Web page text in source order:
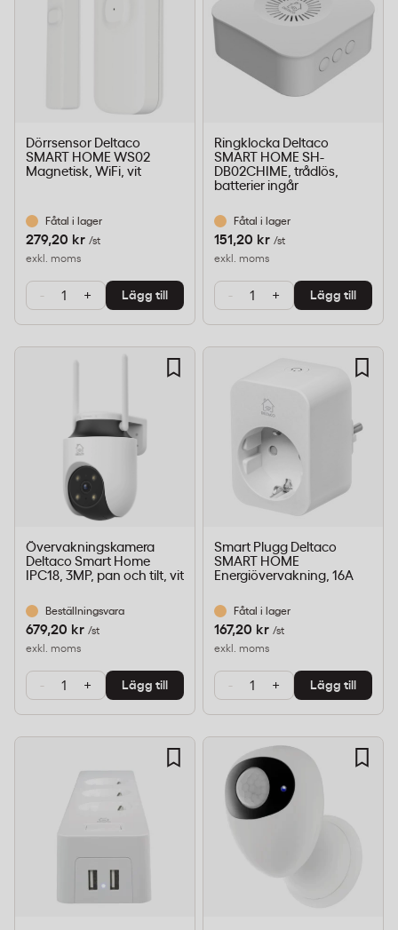
Dörrsensor Deltaco
SMART HOME WS02
Magnetisk, WiFi, vit
Fåtal i lager
279,20 kr /st
exkl. moms
- + Lägg till
Ringklocka Deltaco
SMART HOME SH-
DB02CHIME, trådlös,
batterier ingår
Fåtal i lager
151,20 kr /st
exkl. moms
- + Lägg till
Övervakningskamera
Deltaco Smart Home
IPC18, 3MP, pan och tilt, vit
Beställningsvara
679,20 kr /st
exkl. moms
- + Lägg till
Smart Plugg Deltaco
SMART HOME
Energiövervakning, 16A
Fåtal i lager
167,20 kr /st
exkl. moms
- + Lägg till